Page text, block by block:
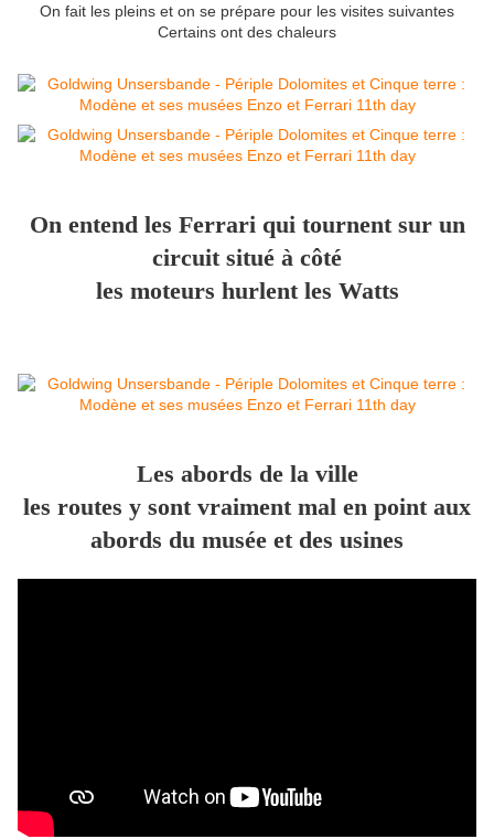
On fait les pleins et on se prépare pour les visites suivantes
Certains ont des chaleurs
On entend les Ferrari qui tournent sur un
circuit situé à côté
les moteurs hurlent les Watts
Les abords de la ville
les routes y sont vraiment mal en point aux
abords du musée et des usines